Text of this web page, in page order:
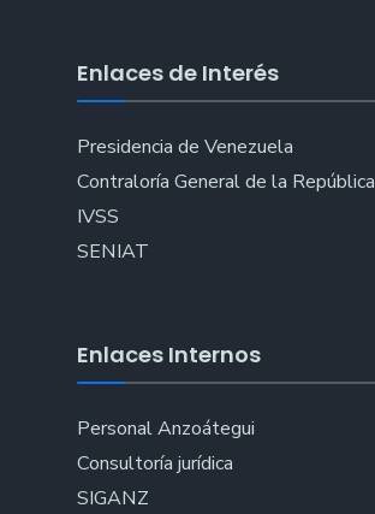
Enlaces de Interés
Presidencia de Venezuela
Contraloría General de la República
IVSS
SENIAT
Enlaces Internos
Personal Anzoátegui
Consultoría jurídica
SIGANZ